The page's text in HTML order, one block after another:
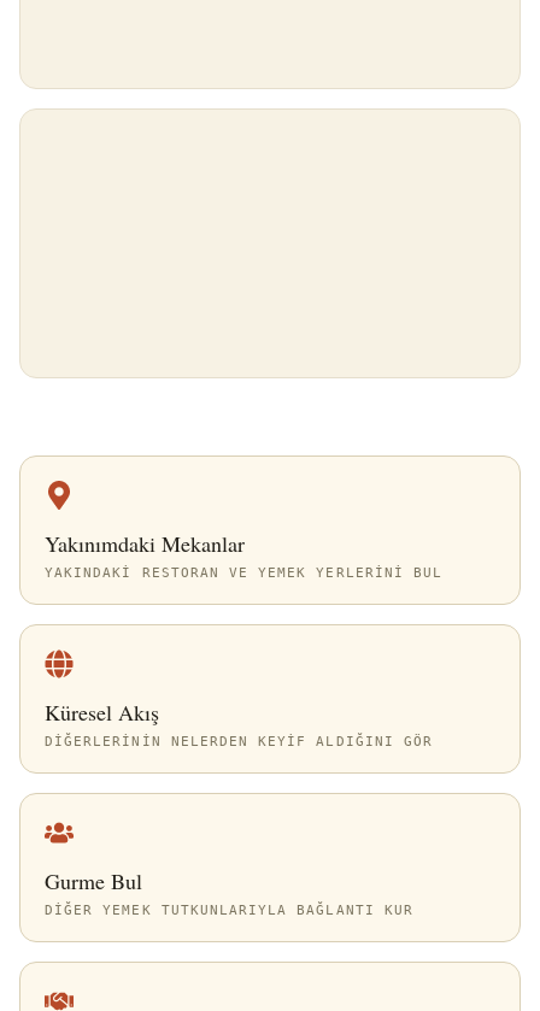
Yakınımdaki Mekanlar
YAKINDAKI RESTORAN VE YEMEK YERLERINI BUL
Küresel Akış
DIĞERLERININ NELERDEN KEYIF ALDIĞINI GÖR
Gurme Bul
DIĞER YEMEK TUTKUNLARIYLA BAĞLANTI KUR